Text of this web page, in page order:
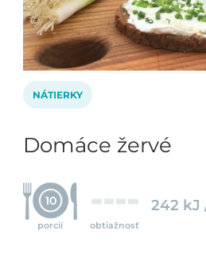
NÁTIERKY
Domáce žervé
10
porcií obtiažnosť
242 kJ